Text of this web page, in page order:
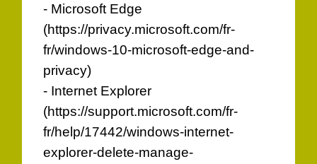
- Microsoft Edge
(https://privacy.microsoft.com/fr-
fr/windows-10-microsoft-edge-and-
privacy)
- Internet Explorer
(https://support.microsoft.com/fr-
fr/help/17442/windows-internet-
explorer-delete-manage-